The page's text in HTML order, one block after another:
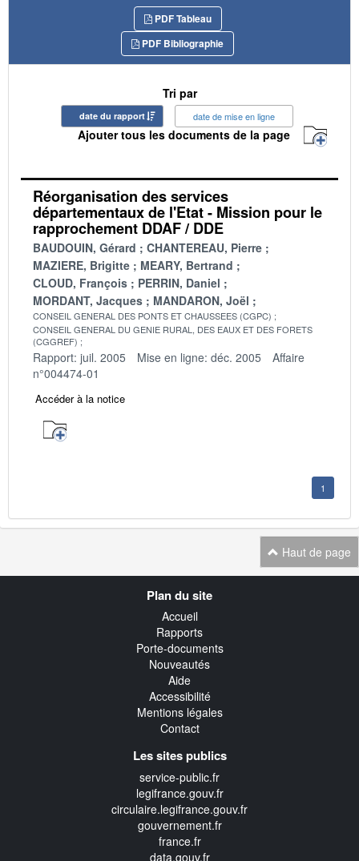
PDF Tableau
PDF Bibliographie
Tri par
date du rapport date de mise en ligne
Ajouter tous les documents de la page
Réorganisation des services
départementaux de l'Etat - Mission pour le
rapprochement DDAF / DDE
BAUDOUIN, Gérard
CHANTEREAU, Pierre
MAZIERE, Brigitte
MEARY, Bertrand
CLOUD, François
PERRIN, Daniel
MORDANT, Jacques
MANDARON, Joël
CONSEIL GENERAL DES PONTS ET CHAUSSEES (CGPC)
CONSEIL GENERAL DU GENIE RURAL, DES EAUX ET DES FORETS
(CGGREF)
Rapport: juil. 2005 Mise en ligne: déc. 2005
Affaire
n°004474-01
Accéder à la notice
1
Haut de page
Plan du site
Accueil
Rapports
Porte-documents
Nouveautés
Aide
Accessibilité
Mentions légales
Contact
Les sites publics
service-public.fr
legifrance.gouv.fr
circulaire.legifrance.gouv.fr
gouvernement.fr
france.fr
data.gouv.fr